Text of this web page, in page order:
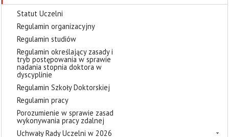
Statut Uczelni
Regulamin organizacyjny
Regulamin studiów
Regulamin określający zasady i
tryb postępowania w sprawie
nadania stopnia doktora w
dyscyplinie
Regulamin Szkoły Doktorskiej
Regulamin pracy
Porozumienie w sprawie zasad
wykonywania pracy zdalnej
Uchwały Rady Uczelni w 2026